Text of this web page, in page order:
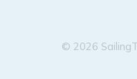
© 2026